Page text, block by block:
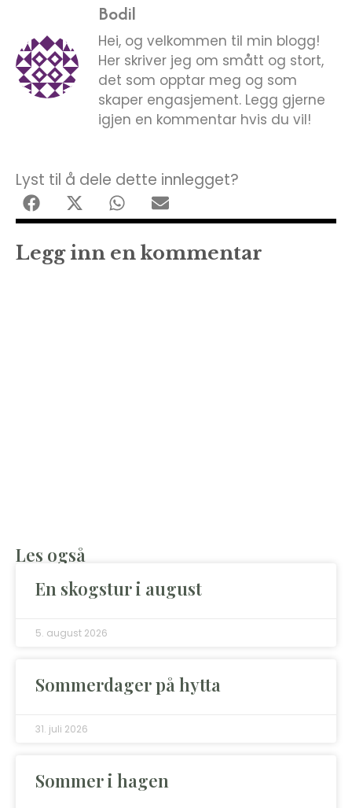
Bodil
Hei, og velkommen til min blogg!
Her skriver jeg om smått og stort,
det som opptar meg og som
skaper engasjement. Legg gjerne
igjen en kommentar hvis du vil!
Lyst til å dele dette innlegget?
Legg inn en kommentar
Les også
En skogstur i august
5. august 2026
Sommerdager på hytta
31. juli 2026
Sommer i hagen